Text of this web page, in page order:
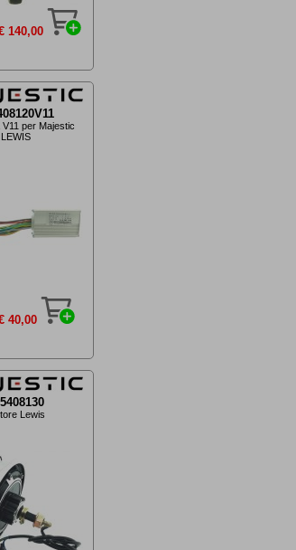
140,00
per Majestic
LEWIS
40,00
Lewis